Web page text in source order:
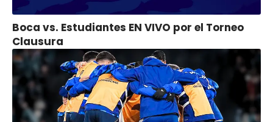
Boca vs. Estudiantes EN VIVO por el Torneo
Clausura